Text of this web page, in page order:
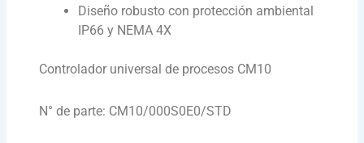
Diseño robusto con protección ambiental
IP66 y NEMA 4X
Controlador universal de procesos CM10
N° de parte: CM10/000S0E0/STD